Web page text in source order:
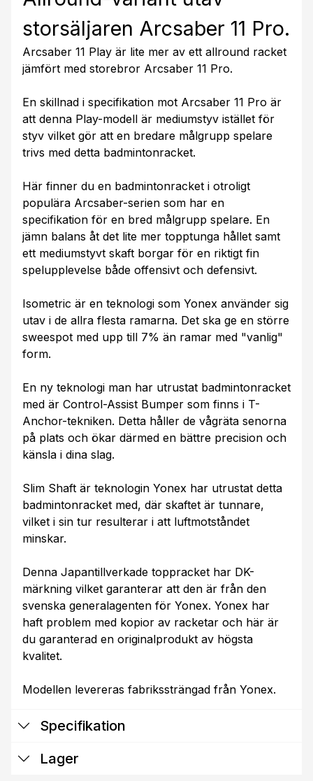
storsäljaren Arcsaber 11 Pro.
Arcsaber 11 Play är lite mer av ett allround racket
jämfört med storebror Arcsaber 11 Pro.
En skillnad i specifikation mot Arcsaber 11 Pro är
att denna Play-modell är mediumstyv istället för
styv vilket gör att en bredare målgrupp spelare
trivs med detta badmintonracket.
Här finner du en badmintonracket i otroligt
populära Arcsaber-serien som har en
specifikation för en bred målgrupp spelare. En
jämn balans åt det lite mer topptunga hållet samt
ett mediumstyvt skaft borgar för en riktigt fin
spelupplevelse både offensivt och defensivt.
Isometric är en teknologi som Yonex använder sig
utav i de allra flesta ramarna. Det ska ge en större
sweespot med upp till 7% än ramar med "vanlig"
form.
En ny teknologi man har utrustat badmintonracket
med är Control-Assist Bumper som finns i T-
Anchor-tekniken. Detta håller de vågräta senorna
på plats och ökar därmed en bättre precision och
känsla i dina slag.
Slim Shaft är teknologin Yonex har utrustat detta
badmintonracket med, där skaftet är tunnare,
vilket i sin tur resulterar i att luftmotståndet
minskar.
Denna Japantillverkade toppracket har DK-
märkning vilket garanterar att den är från den
svenska generalagenten för Yonex. Yonex har
haft problem med kopior av racketar och här är
du garanterad en originalprodukt av högsta
kvalitet.
Modellen levereras fabrikssträngad från Yonex.
Specifikation
Lager